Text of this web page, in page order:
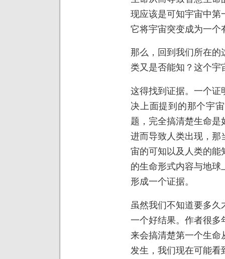
现应该是可知宇宙中第
它将宇宙突变成为一个
那么，回到我们所在的
类又是否能知？这个宇
这得找到证据。一个证
决上面提到的那个宇
题，完全搞清楚生命
进而导致人类出现，那
宙的可知以及人类的能
的生命形式内容与地
形成一个证据。
虽然我们不知道要多
一个好结果。作者很多
来会搞清楚第一个生命
发生，我们现在可能